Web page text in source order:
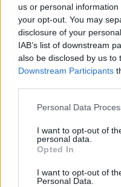
us or personal
your opt-out. You may
disclosure of your
IAB’s list of downstream
also be disclosed by us to
Downstream Participants
Personal Data
I want to opt-out of
personal data.
Opted In
I want to opt-out of
Personal Data.